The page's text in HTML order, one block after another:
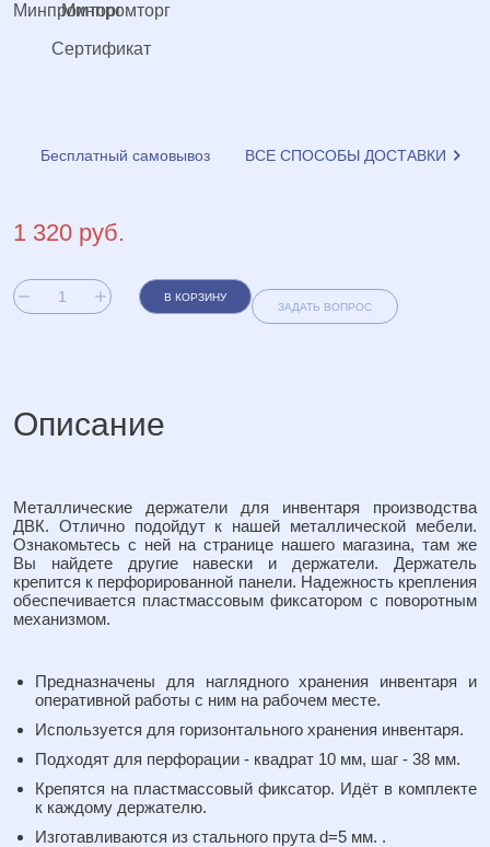
Минпромторг
Сертификат
Бесплатный самовывоз ВСЕ СПОСОБЫ ДОСТАВКИ
1 320 руб.
В КОРЗИНУ
ЗАДАТЬ ВОПРОС
Описание
Металлические держатели для инвентаря производства
ДВК. Отлично подойдут к нашей металлической мебели.
Ознакомьтесь с ней на странице нашего магазина, там же
Вы найдете другие навески и держатели. Держатель
крепится к перфорированной панели. Надежность крепления
обеспечивается пластмассовым фиксатором с поворотным
механизмом.
Предназначены для наглядного хранения инвентаря и
оперативной работы с ним на рабочем месте.
Используется для горизонтального хранения инвентаря.
Подходят для перфорации - квадрат 10 мм, шаг - 38 мм.
Крепятся на пластмассовый фиксатор. Идёт в комплекте
к каждому держателю.
Изготавливаются из стального прута d=5 мм. .